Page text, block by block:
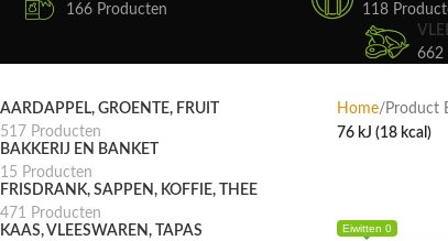
166 Producten
118
662
AARDAPPEL, GROENTE, FRUIT
517 Producten
BAKKERIJ EN BANKET
15 Producten
FRISDRANK, SAPPEN, KOFFIE, THEE
471 Producten
KAAS, VLEESWAREN, TAPAS
Home
Product
76 kJ (18 kcal)
Eiwitten 0